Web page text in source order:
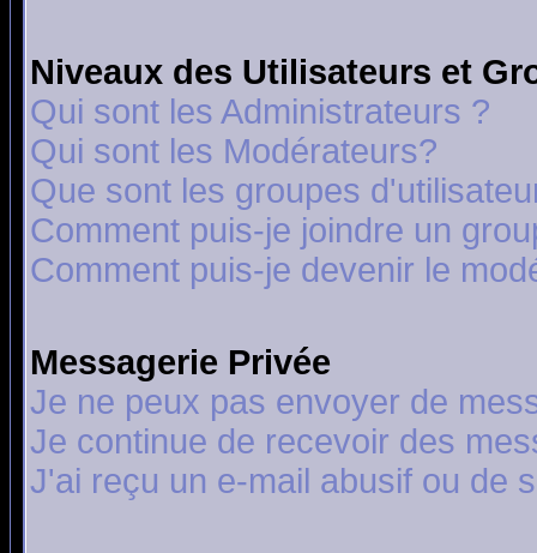
Niveaux des Utilisateurs et
Qui sont les Administrateurs ?
Qui sont les Modérateurs?
Que sont les groupes
Comment puis-je joindre un
Comment puis-je devenir le
Messagerie Privée
Je ne peux pas envoyer de
Je continue de recevoir des
J'ai reçu un e-mail abusif ou de